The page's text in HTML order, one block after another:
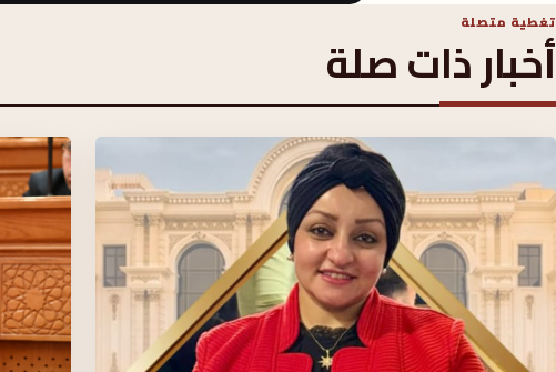
تغطية متصلة
أخبار ذات صلة